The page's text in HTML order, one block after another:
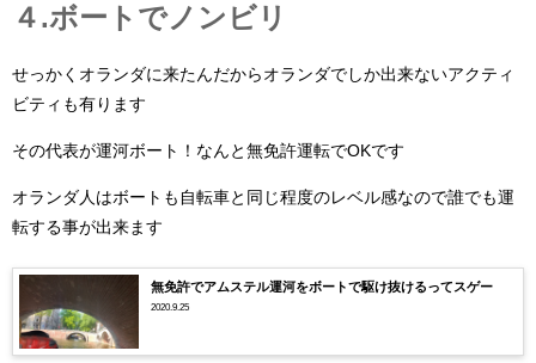
４.ボートでノンビリ
せっかくオランダに来たんだからオランダでしか出来ないアクティ
ビティも有ります
その代表が運河ボート！なんと無免許運転でOKです
オランダ人はボートも自転車と同じ程度のレベル感なので誰でも運
転する事が出来ます
無免許でアムステル運河をボートで駆け抜けるってスゲー
2020.9.25